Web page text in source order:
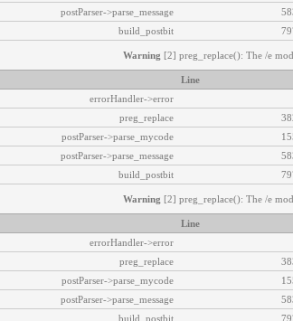
postParser->parse_message
build_postbit
Warning [2] preg_replace(): The /e
Line
errorHandler->error
preg_replace
postParser->parse_mycode
postParser->parse_message
build_postbit
Warning [2] preg_replace(): The /e
Line
errorHandler->error
preg_replace
postParser->parse_mycode
postParser->parse_message
build_postbit